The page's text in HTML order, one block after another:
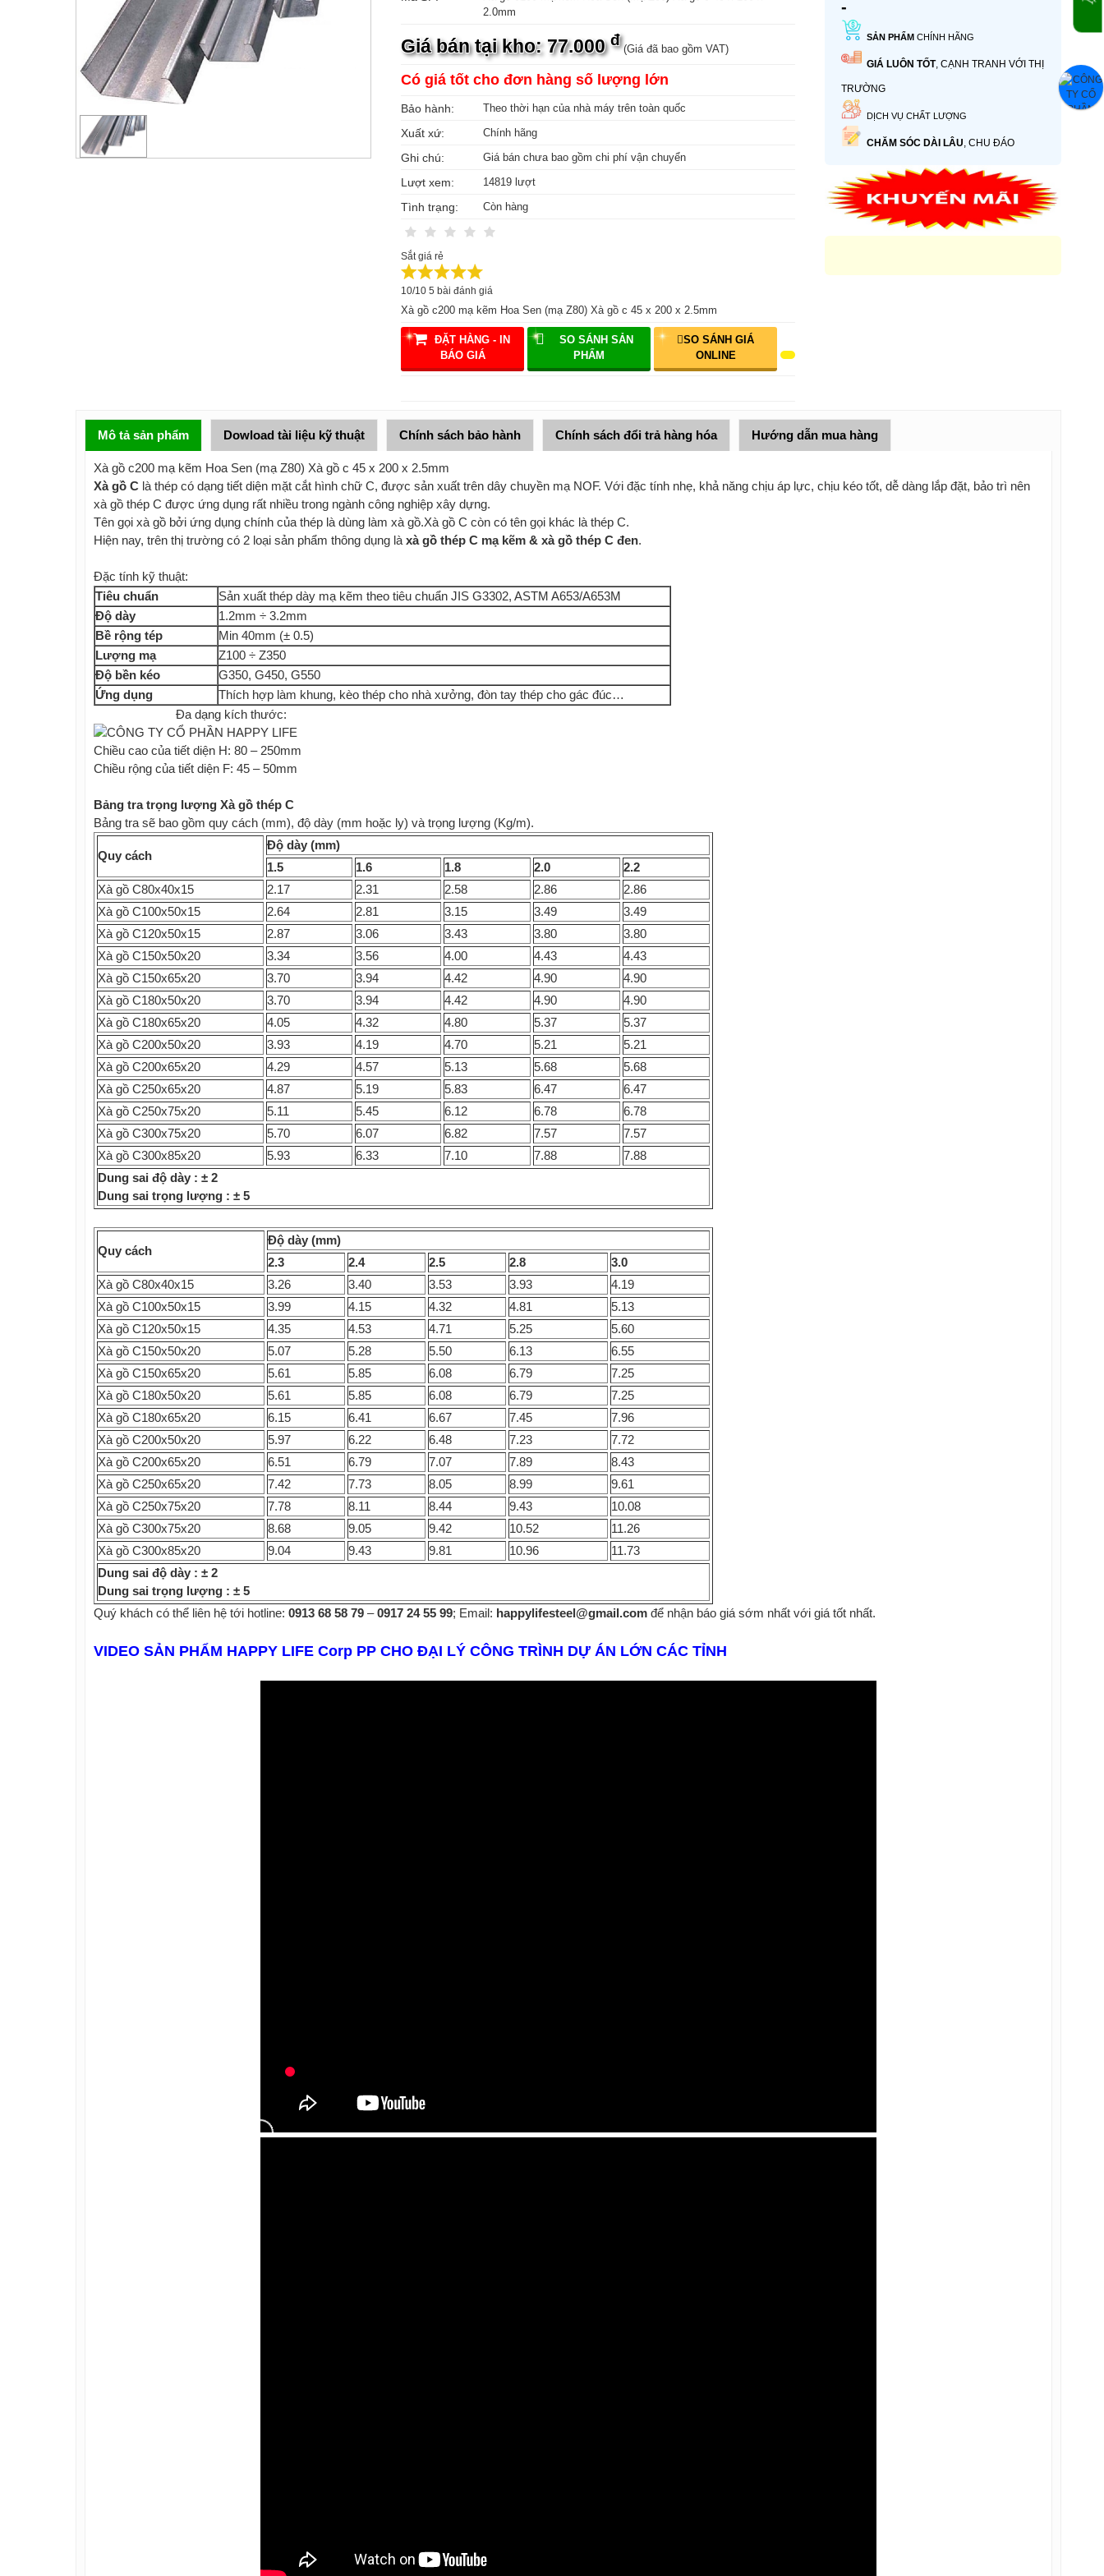
2.0mm
Giá bán tại kho: 77.000đ
(Giá đã bao gồm VAT)
Có giá tốt cho đơn hàng số lượng lớn
Bảo hành: Theo thời hạn của nhà máy trên toàn quốc
Xuất xứ: Chính hãng
Ghi chú: Giá bán chưa bao gồm chi phí vận chuyển
Lượt xem: 14819 lượt
Tình trạng: Còn hàng
Sắt giá rẻ
10/10 5 bài đánh giá
Xà gồ c200 mạ kẽm Hoa Sen (mạ Z80) Xà gồ c 45 x 200 x 2.5mm
ĐẶT HÀNG - IN
BÁO GIÁ
SO SÁNH SẢN
PHẨM
SO SÁNH GIÁ
ONLINE
-
SẢN PHẨM CHÍNH HÃNG
GIÁ LUÔN TỐT, CẠNH TRANH VỚI THỊ
TRƯỜNG
DỊCH VỤ CHẤT LƯỢNG
CHĂM SÓC DÀI LÂU, CHU ĐÁO
Mô tả sản phẩm Dowload tài liệu kỹ thuật Chính sách bảo hành Chính sách đổi trả hàng hóa Hướng dẫn mua hàng
Xà gồ c200 mạ kẽm Hoa Sen (mạ Z80) Xà gồ c 45 x 200 x 2.5mm
Xà gồ C là thép có dạng tiết diện mặt cắt hình chữ C, được sản xuất trên dây chuyền mạ NOF. Với đặc tính nhẹ, khả năng chịu áp lực, chịu kéo tốt, dễ dàng lắp đặt, bảo trì nên
xà gồ thép C được ứng dụng rất nhiều trong ngành công nghiệp xây dựng.
Tên gọi xà gồ bởi ứng dụng chính của thép là dùng làm xà gồ.Xà gồ C còn có tên gọi khác là thép C.
Hiện nay, trên thị trường có 2 loại sản phẩm thông dụng là xà gồ thép C mạ kẽm & xà gồ thép C đen.
Đặc tính kỹ thuật:
Tiêu chuẩn
Sản xuất thép dày mạ kẽm theo tiêu chuẩn JIS G3302, ASTM A653/A653M
Độ dày
1.2mm ÷ 3.2mm
Bề rộng tép
Min 40mm (± 0.5)
Lượng mạ
Z100 ÷ Z350
Độ bền kéo
G350, G450, G550
Ứng dụng
Thích hợp làm khung, kèo thép cho nhà xưởng, đòn tay thép cho gác đúc…
Đa dạng kích thước:
Chiều cao của tiết diện H: 80 – 250mm
Chiều rộng của tiết diện F: 45 – 50mm
Bảng tra trọng lượng Xà gồ thép C
Bảng tra sẽ bao gồm quy cách (mm), độ dày (mm hoặc ly) và trọng lượng (Kg/m).
Quy cách
Độ dày (mm)
1.5
1.6 1.8 2.0
2.2
Xà gồ C80x40x15
2.17 2.31 2.58 2.86
2.86
Xà gồ C100x50x15
2.64 2.81 3.15 3.49
3.49
Xà gồ C120x50x15
2.87 3.06 3.43 3.80
3.80
Xà gồ C150x50x20
3.34 3.56 4.00 4.43
4.43
Xà gồ C150x65x20
3.70 3.94 4.42 4.90
4.90
Xà gồ C180x50x20
3.70 3.94 4.42 4.90
4.90
Xà gồ C180x65x20
4.05 4.32 4.80 5.37
5.37
Xà gồ C200x50x20
3.93 4.19 4.70 5.21
5.21
Xà gồ C200x65x20
4.29 4.57 5.13 5.68
5.68
Xà gồ C250x65x20
4.87 5.19 5.83 6.47
6.47
Xà gồ C250x75x20
5.11 5.45 6.12 6.78
6.78
Xà gồ C300x75x20
5.70 6.07 6.82 7.57
7.57
Xà gồ C300x85x20
5.93 6.33 7.10 7.88
7.88
Dung sai độ dày : ± 2
Dung sai trọng lượng : ± 5
Quy cách
Độ dày (mm)
2.3
2.4 2.5 2.8
3.0
Xà gồ C80x40x15
3.26 3.40 3.53 3.93
4.19
Xà gồ C100x50x15
3.99 4.15 4.32 4.81
5.13
Xà gồ C120x50x15
4.35 4.53 4.71 5.25
5.60
Xà gồ C150x50x20
5.07 5.28 5.50 6.13
6.55
Xà gồ C150x65x20
5.61 5.85 6.08 6.79
7.25
Xà gồ C180x50x20
5.61 5.85 6.08 6.79
7.25
Xà gồ C180x65x20
6.15 6.41 6.67 7.45
7.96
Xà gồ C200x50x20
5.97 6.22 6.48 7.23
7.72
Xà gồ C200x65x20
6.51 6.79 7.07 7.89
8.43
Xà gồ C250x65x20
7.42 7.73 8.05 8.99
9.61
Xà gồ C250x75x20
7.78 8.11 8.44 9.43
10.08
Xà gồ C300x75x20
8.68 9.05 9.42 10.52
11.26
Xà gồ C300x85x20
9.04 9.43 9.81 10.96
11.73
Dung sai độ dày : ± 2
Dung sai trọng lượng : ± 5
Quý khách có thể liên hệ tới hotline: 0913 68 58 79 –0917 24 55 99; Email: happylifesteel@gmail.com để nhận báo giá sớm nhất với giá tốt nhất.
VIDEO SẢN PHẨM HAPPY LIFE Corp PP CHO ĐẠI LÝ CÔNG TRÌNH DỰ ÁN LỚN CÁC TỈNH